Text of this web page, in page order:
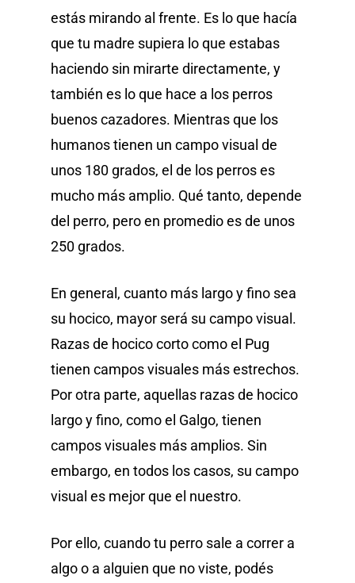
estás mirando al frente. Es lo que hacía
que tu madre supiera lo que estabas
haciendo sin mirarte directamente, y
también es lo que hace a los perros
buenos cazadores. Mientras que los
humanos tienen un campo visual de
unos 180 grados, el de los perros es
mucho más amplio. Qué tanto, depende
del perro, pero en promedio es de unos
250 grados.
En general, cuanto más largo y fino sea
su hocico, mayor será su campo visual.
Razas de hocico corto como el Pug
tienen campos visuales más estrechos.
Por otra parte, aquellas razas de hocico
largo y fino, como el Galgo, tienen
campos visuales más amplios. Sin
embargo, en todos los casos, su campo
visual es mejor que el nuestro.
Por ello, cuando tu perro sale a correr a
algo o a alguien que no viste, podés